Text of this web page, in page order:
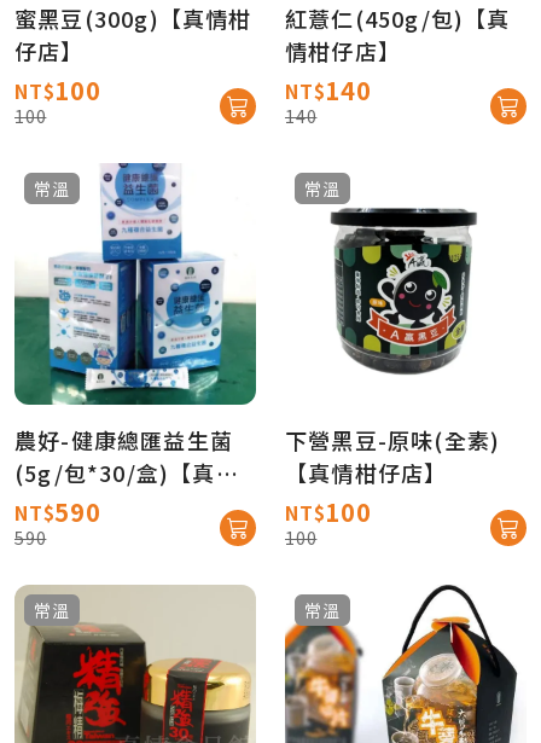
蜜黑豆(300g)【真情柑
仔店】
NT$100
100
紅薏仁(450g/包)【真
情柑仔店】
NT$140
140
常溫
農好-健康總匯益生菌
(5g/包*30/盒)【真情
柑仔店】
NT$590
590
常溫
下營黑豆-原味(全素)
【真情柑仔店】
NT$100
100
常溫 常溫